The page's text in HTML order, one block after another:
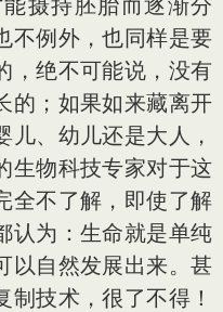
摄持胚胎而逐渐分
不例外，也同样是要
，绝不可能说，没有
的；如果如来藏离开
、幼儿还是大人，
生物科技专家对于这
全不了解，即使了解
认为：生命就是单纯
以自然发展出来。甚
技术，很了不得！